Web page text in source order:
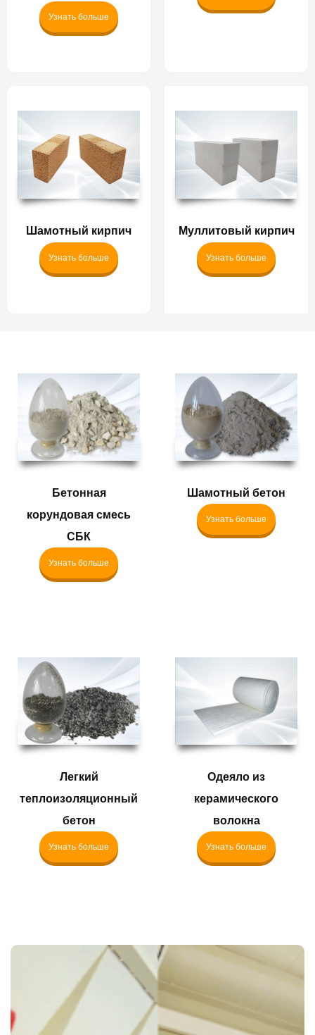
Узнать больше
Шамотный кирпич
Узнать больше
Муллитовый кирпич
Узнать больше
Бетонная
корундовая смесь
СБК
Узнать больше
Шамотный бетон
Узнать больше
Легкий
теплоизоляционный
бетон
Узнать больше
Одеяло из
керамического
волокна
Узнать больше
Высокоскоростные
поставки по всему
миру